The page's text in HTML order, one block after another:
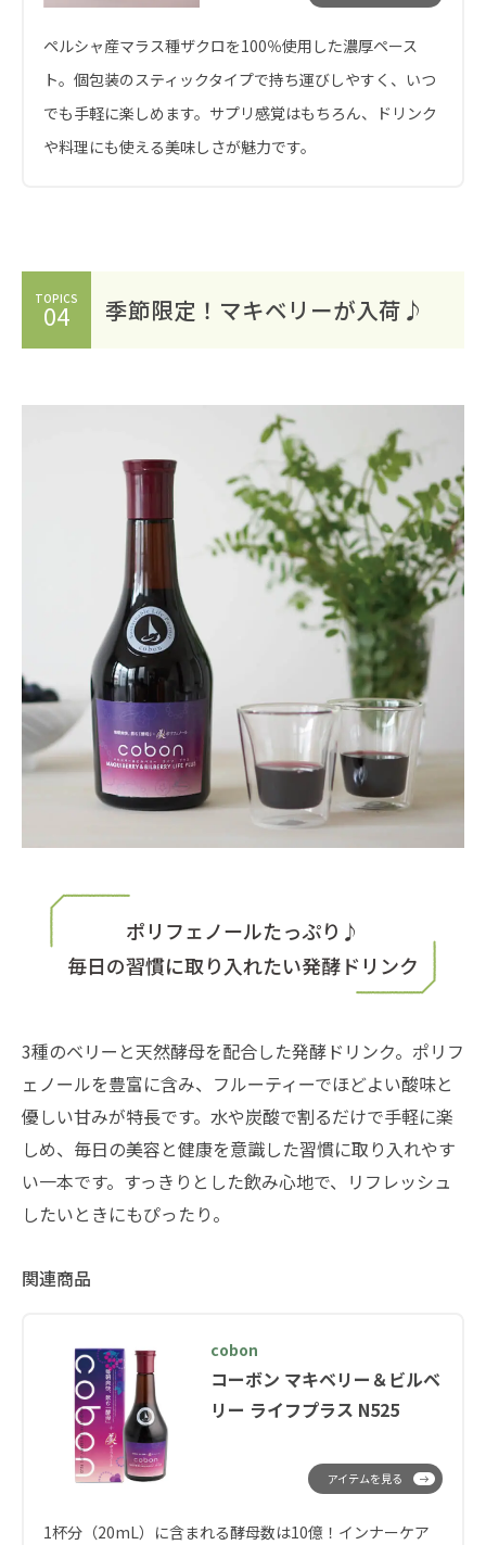
ペルシャ産マラス種ザクロを100％使用した濃厚ペース
ト。個包装のスティックタイプで持ち運びしやすく、いつ
でも手軽に楽しめます。サプリ感覚はもちろん、ドリンク
や料理にも使える美味しさが魅力です。
TOPICS
04 季節限定！マキベリーが入荷♪
ポリフェノールたっぷり♪
毎日の習慣に取り入れたい発酵ドリンク
3種のベリーと天然酵母を配合した発酵ドリンク。ポリフ
ェノールを豊富に含み、フルーティーでほどよい酸味と
優しい甘みが特長です。水や炭酸で割るだけで手軽に楽
しめ、毎日の美容と健康を意識した習慣に取り入れやす
い一本です。すっきりとした飲み心地で、リフレッシュ
したいときにもぴったり。
関連商品
コーボン マキベリー＆ビルベ
リー ライフプラス N525
cobon
1杯分（20mL）に含まれる酵母数は10億！インナーケア
アイテムを見る